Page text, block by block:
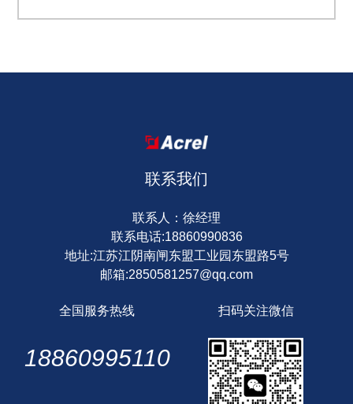
联系我们
联系人：徐经理
联系电话:18860990836
地址:江苏江阴南闸东盟工业园东盟路5号
邮箱:2850581257@qq.com
全国服务热线
18860995110
扫码关注微信